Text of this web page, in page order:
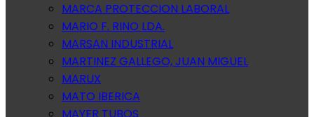
MARCA PROTECCION LABORAL
MARIO F. RINO LDA.
MARSAN INDUSTRIAL
MARTINEZ GALLEGO, JUAN MIGUEL
MARUX
MATO IBERICA